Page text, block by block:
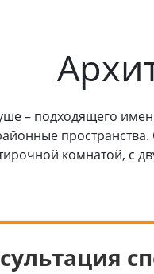
– подходящего
комнатой, с